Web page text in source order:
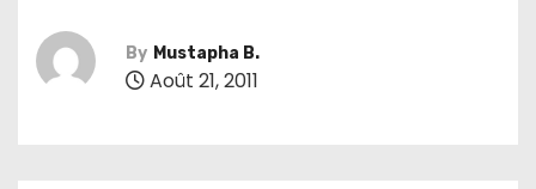
By Mustapha B.
Août 21, 2011